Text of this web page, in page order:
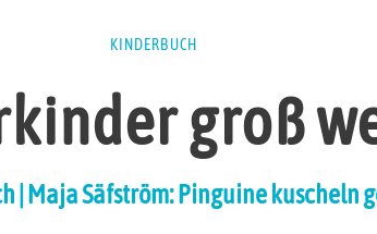
KINDERBUCH
groß
| Maja Säfström: Pinguine kuscheln